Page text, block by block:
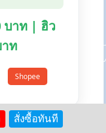
บาท | ฮิว
ท
Shopee
สั่งซื้อทันที